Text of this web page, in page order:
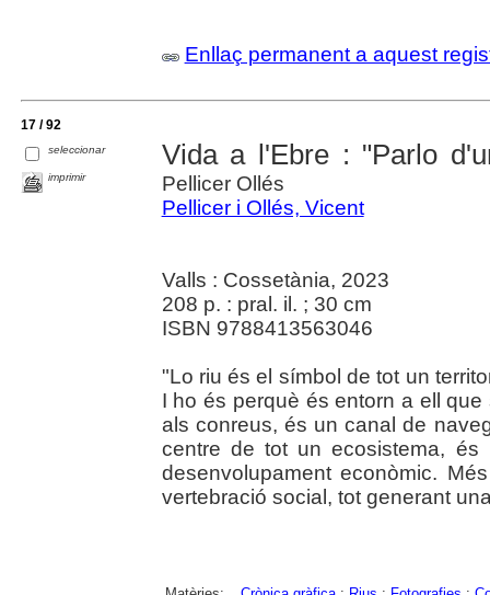
Enllaç permanent a aquest
17 / 92
seleccionar
imprimir
Vida a l'Ebre : "Parlo
Pellicer Ollés
Pellicer i Ollés, Vicent
Valls : Cossetània, 2023
208 p. : pral. il. ; 30 cm
ISBN 9788413563046
"Lo riu és el símbol de tot un
I ho és perquè és entorn a ell
als conreus, és un canal de
centre de tot un ecosistema,
desenvolupament econòmic.
vertebració social, tot generant